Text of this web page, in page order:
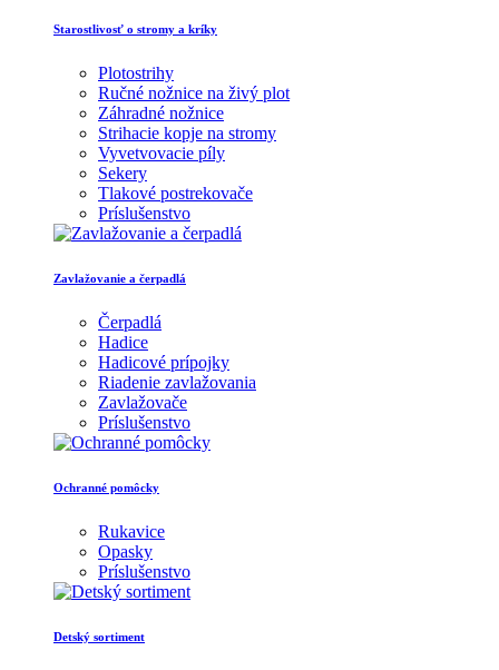
Starostlivosť o stromy a kríky
Plotostrihy
Ručné nožnice na živý plot
Záhradné nožnice
Strihacie kopje na stromy
Vyvetvovacie píly
Sekery
Tlakové postrekovače
Príslušenstvo
Zavlažovanie a čerpadlá
Čerpadlá
Hadice
Hadicové prípojky
Riadenie zavlažovania
Zavlažovače
Príslušenstvo
Ochranné pomôcky
Rukavice
Opasky
Príslušenstvo
Detský sortiment